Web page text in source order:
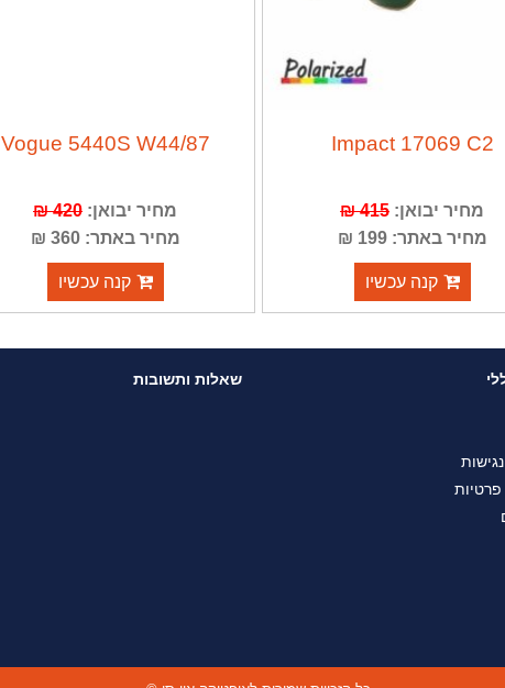
Impact 17069 C2
מחיר יבואן: 415 ₪
מחיר באתר: 199 ₪
קנה עכשיו
Vogue 5440S W44/87
מחיר יבואן: 420 ₪
מחיר באתר: 360 ₪
קנה עכשיו
פרטיות
שאלות ותשובות